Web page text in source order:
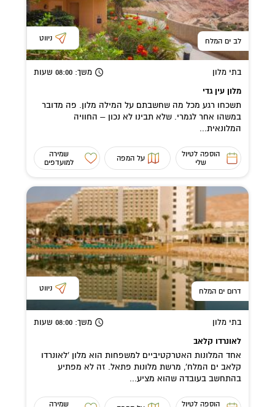
לב ים המלח ניווט
בתי מלון משך: 08:00 שעות
מלון עין גדי
תשכחו רגע מכל מה שחשבתם על המילה מלון. פה מדובר
במשהו אחר לגמרי. שלא תבינו לא נכון – החוויה
המלונאית...
הוספה לטיול
שלי
על המפה
שמירה
למועדפים
דרום ים המלח ניווט
בתי מלון משך: 08:00 שעות
לאונרדו קלאב
אחד המלונות האטרקטיביים למשפחות הוא מלון 'לאונרדו
קלאב ים המלח', מרשת מלונות פתאל. זה לא מפתיע
בהתחשב בעובדה שהוא מציע...
הוספה לטיול שמירה